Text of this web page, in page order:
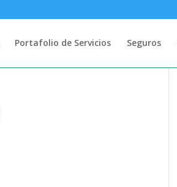
Portafolio de Servicios Seguros